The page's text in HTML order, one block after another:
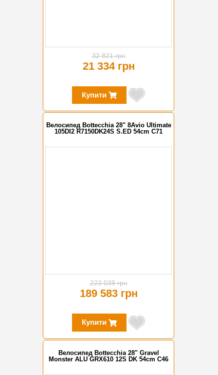
32 821 грн
21 334 грн
Купити
Велосипед Bottecchia 28" 8Avio Ultimate
105DI2 R7150DK24S S.ED 54cm C71
223 039 грн
189 583 грн
Купити
Велосипед Bottecchia 28" Gravel
Monster ALU GRX610 12S DK 54cm C46